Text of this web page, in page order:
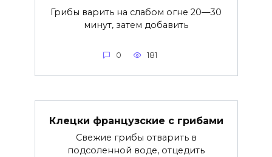
Грибы варить на слабом огне 20—30
минут, затем добавить
0 181
Клецки французские с грибами
Свежие грибы отварить в
подсоленной воде, отцедить